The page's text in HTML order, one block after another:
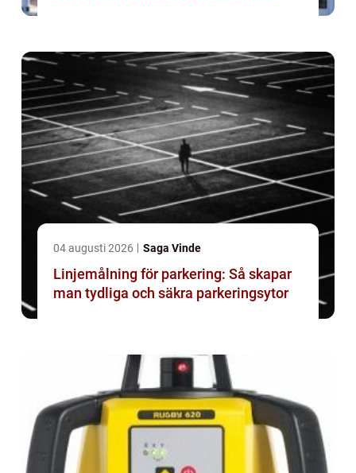
04 augusti 2026 Saga Vinde
Linjemålning för parkering: Så skapar
man tydliga och säkra parkeringsytor